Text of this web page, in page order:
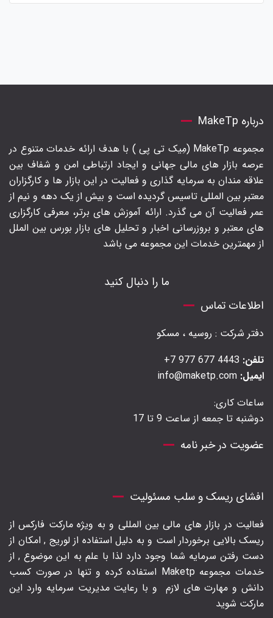
درباره MakeTp
مجموعه MakeTp (مِیک تی پی ) با هدف ارائه خدمات متنوع در
عرصه بازار های مالی جهانی و ایجاد ارتباطی امن و شفاف بین
علاقه مندان به سرمایه گذاری و فعالیت در این بازار ها و کارگزاران
معتبر بین المللی تاسیس گردیده است و بیش از یک دهه و نیم از
عمر فعالیت آن می گذرد. ارائه آموزش های برتر‍، معرفی کارگزاری
های معتبر و بروزرسانی اخبار و تحلیل های بازار بورس بین الملل
از مهمترین خدمات این مجموعه می باشد
ما را دنبال کنید
اطلاعات تماس
دفتر شرکت : روسیه ، مسکو
تلفن:
ایمیل:
ساعات کاری:
دوشنبه تا جمعه از ساعت 9 تا 17
عضویت در خبر نامه
افشای ریسک و سلب مسئولیت
فعالیت در بازار های مالی بین المللی و به ویژه مارکت فارکس از
ریسک بالایی برخوردار است و به دلیل استفاده از لوریج , امکان از
دست رفتن سرمایه شما وجود دارد لذا با علم به این موضوع , از
خدمات مجموعه Maketp استفاده کرده و تنها در صورت کسب
دانش و مهارت های لازم و با رعایت مدیریت سرمایه وارد این
مارکت شوید